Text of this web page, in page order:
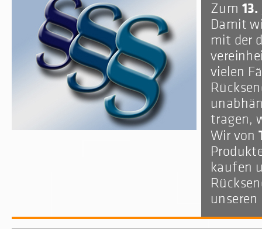
Zum
Damit
mit der
vielen
tragen,
Wir von
kaufen